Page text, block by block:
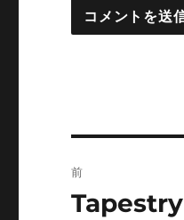
稿
前
前
Tapestry